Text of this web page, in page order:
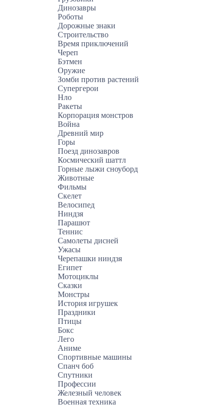
Динозавры
Роботы
Дорожные знаки
Строительство
Время приключений
Череп
Бэтмен
Оружие
Зомби против растений
Супергерои
Нло
Ракеты
Корпорация монстров
Война
Древний мир
Горы
Поезд динозавров
Космический шаттл
Горные лыжи сноуборд
Животные
Фильмы
Скелет
Велосипед
Ниндзя
Парашют
Теннис
Самолеты дисней
Ужасы
Черепашки ниндзя
Египет
Мотоциклы
Сказки
Монстры
История игрушек
Праздники
Птицы
Бокс
Лего
Аниме
Спортивные машины
Спанч боб
Спутники
Профессии
Железный человек
Военная техника